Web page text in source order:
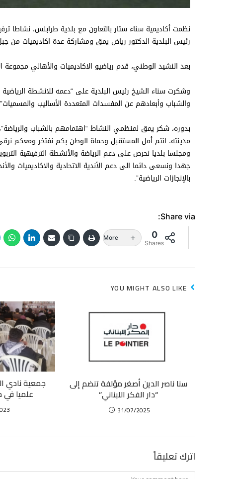
نظمت أكاديمية سناء ستار بالتعاون مع بلدية طرابلس، نشاطا
رئيس البلدية الدكتور رياض يمق ومشاركة عدة اكاديميات
بعد النشيد الوطني، قدم رياضيو الاكاديميات والأهالي مجموعة
وشكرت سناء الشيخ رئيس البلدية على “دعمه للانشطة
والشباب وأبعادهم عن المفسدات المتعددة الأساليب
بدوره، شكر يمق لمنظمي النشاط “اهتمامهم بالشباب
مدينته، انتم أمل المستقبل وحماة الوطن بكم نفتخر ومعكم
ومجلسا بلديا نحرص على دعم الرياضة والأنشطة الترفيهية
جهدا ونسعى دائما الى دعم الأندية الاتحادية والاكاديميات
بالإنجازات الرياضية”.
Share via:
0
Shares
More
YOU MIGHT ALSO LIKE
جمعية نادي
علميا في
سنا ناصر الدين أصغر مؤلفة تنضم إلى
“دار الفكر اللبناني”
31/07/2025
اترك تعليقاً